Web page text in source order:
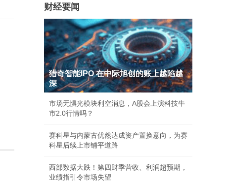
财经要闻
猎奇智能IPO 在中际旭创的账上越陷越
深
市场无惧光模块利空消息，A股会上演科技牛
市2.0行情吗？
赛科星与内蒙古优然达成资产置换意向，为赛
科星后续上市铺平道路
西部数据大跌！第四财季营收、利润超预期，
业绩指引令市场失望